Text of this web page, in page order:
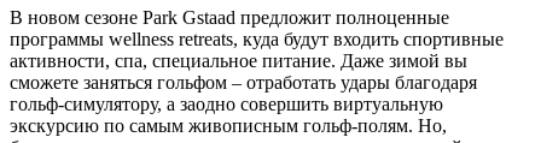
В новом сезоне Park Gstaad предложит полноценные
программы wellness retreats, куда будут входить спортивные
активности, спа, специальное питание. Даже зимой вы
сможете заняться гольфом – отработать удары благодаря
гольф-симулятору, а заодно совершить виртуальную
экскурсию по самым живописным гольф-полям. Но,